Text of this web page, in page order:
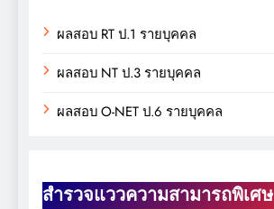
ผลสอบ RT ป.1 รายบุคคล
ผลสอบ NT ป.3 รายบุคคล
ผลสอบ O-NET ป.6 รายบุคคล
สำรวจแววความสามารถพิเศษ